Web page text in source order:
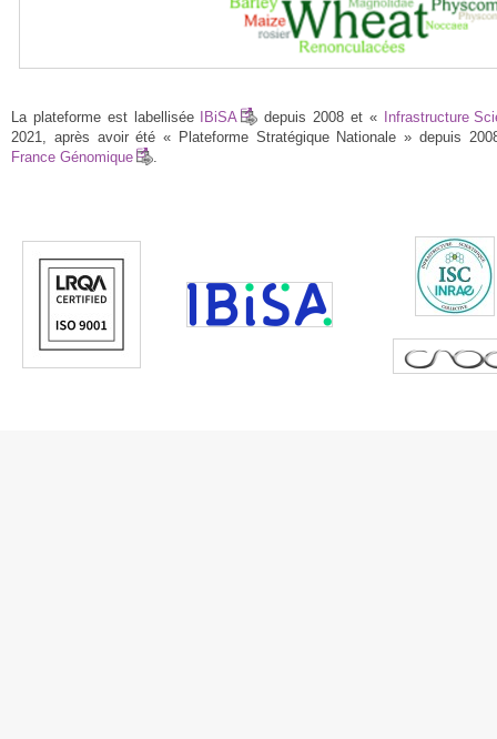
La plateforme est labellisée IBiSA depuis 2008 et « Infrastructure
2021, après avoir été « Plateforme Stratégique Nationale » depuis
France Génomique